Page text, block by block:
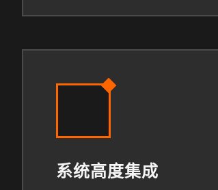
系统高度集成